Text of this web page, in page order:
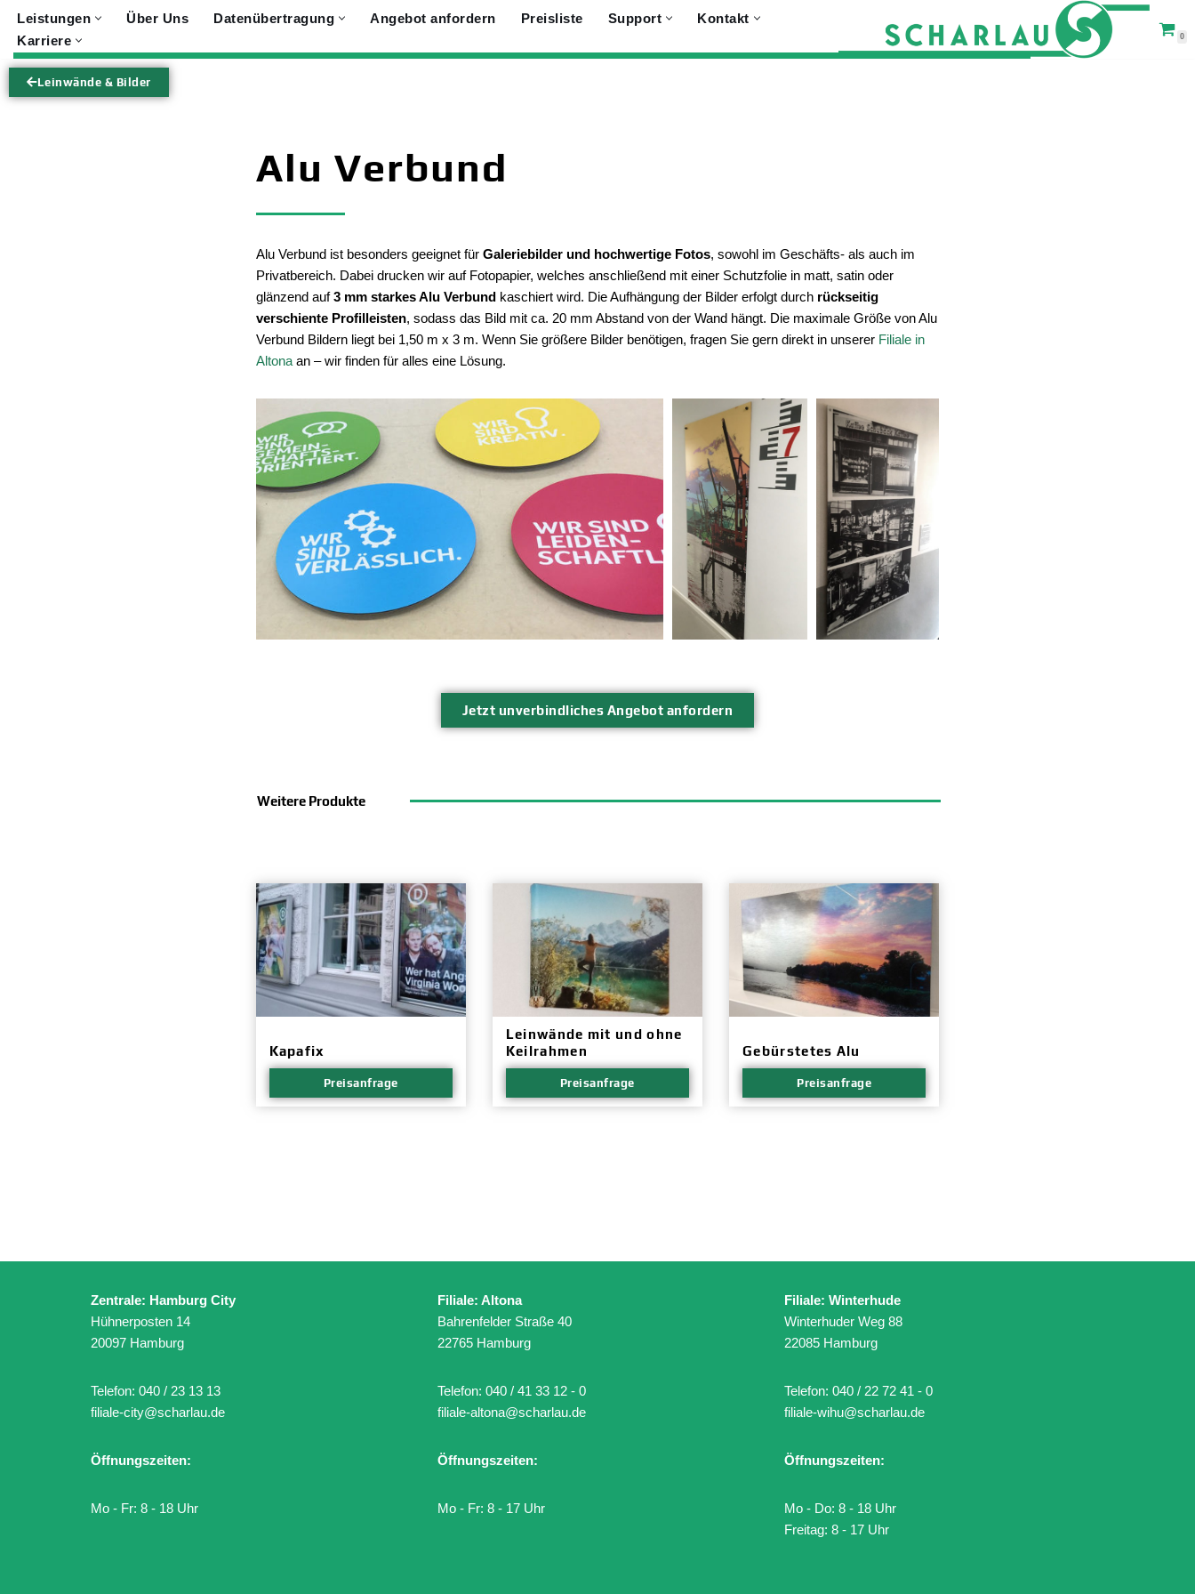
Zum
Inhalt
springen
Leistungen Über Uns Datenübertragung Angebot anfordern Preisliste Support
Kontakt
Karriere
0
Leinwände & Bilder
Alu Verbund
Alu Verbund ist besonders geeignet für Galeriebilder und hochwertige Fotos, sowohl im Geschäfts- als auch im
Privatbereich. Dabei drucken wir auf Fotopapier, welches anschließend mit einer Schutzfolie in matt, satin oder
glänzend auf3 mm starkes Alu Verbundkaschiert wird. Die Aufhängung der Bilder erfolgt durch rückseitig
verschiente Profilleisten, sodass das Bild mit ca. 20 mm Abstand von der Wand hängt. Die maximale Größe von Alu
Verbund Bildern liegt bei 1,50 m x 3 m. Wenn Sie größere Bilder benötigen, fragen Sie gern direkt in unserer Filiale in
Altonaan – wir finden für alles eine Lösung.
Jetzt unverbindliches Angebot anfordern
Weitere Produkte
Kapafix
Preisanfrage
Leinwände mit und ohne
Keilrahmen
Preisanfrage
Gebürstetes Alu
Preisanfrage
Zentrale: Hamburg City
Hühnerposten 14
20097 Hamburg
Telefon: 040 / 23 13 13
filiale-city@scharlau.de
Öffnungszeiten:
Mo - Fr: 8 - 18 Uhr
Filiale: Altona
Bahrenfelder Straße 40
22765 Hamburg
Telefon: 040 / 41 33 12 - 0
filiale-altona@scharlau.de
Öffnungszeiten:
Mo - Fr: 8 - 17 Uhr
Filiale: Winterhude
Winterhuder Weg 88
22085 Hamburg
Telefon: 040 / 22 72 41 - 0
filiale-wihu@scharlau.de
Öffnungszeiten:
Mo - Do: 8 - 18 Uhr
Freitag: 8 - 17 Uhr